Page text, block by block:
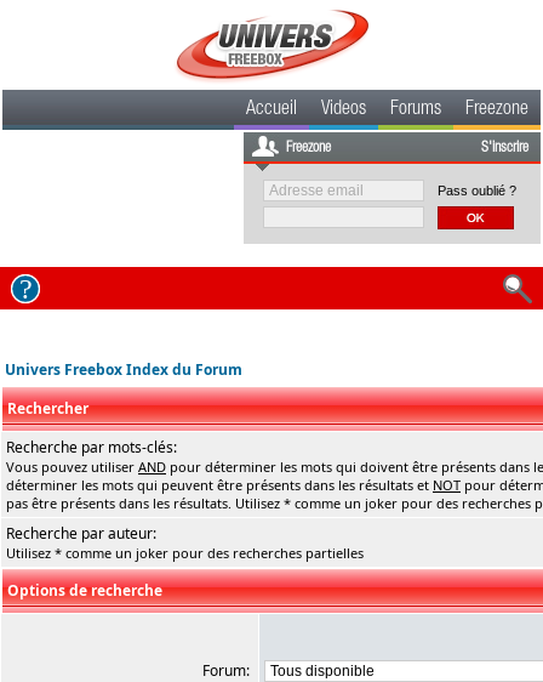
Accueil Videos Forums Freezone
Freezone S'inscrire
Pass oublié ?
Univers Freebox Index du Forum
Rechercher
Recherche par mots-clés:
Vous pouvez utiliser AND pour déterminer les mots qui doivent être présents dans
déterminer les mots qui peuvent être présents dans les résultats et NOT pour
pas être présents dans les résultats. Utilisez * comme un joker pour des recherches
Recherche par auteur:
Utilisez * comme un joker pour des recherches partielles
Options de recherche
Forum: